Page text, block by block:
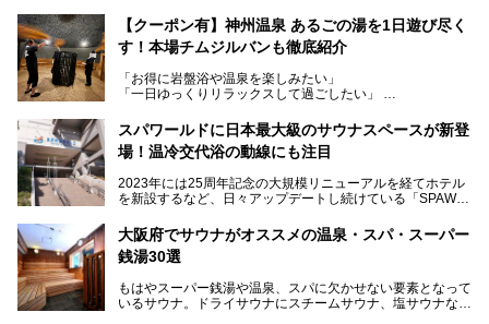
サウナー注目の3種のサウナや160cmの深水風呂、没入感の
高い岩盤浴エリア、日本最大の台数を誇る最新AIフィットネ
スマシンなど、見どころ満載の館内を詳しくご紹介します。
に“一日中くつろげる場所”としてパワーアップしています。
今回のリニューアルでは、新たに登場した瞑想サウナをはじ
見どころが盛りだくさん。日常の疲れを癒やしたい方はもち
ろん、休日にゆったり過ごしたい方にもぴったりの内容とな
本記事では、そんなリニューアル後の注目ポイントを詳しく
紹介します。これから「鶴見緑地湯元水春」に訪れる方や、
い。
【クーポン有】神州温泉 あるごの湯を1日遊び尽く
す！本場チムジルバンも徹底紹介
「お得に岩盤浴や温泉を楽しみたい」
「一日ゆっくりリラックスして過ごしたい」
利用できる「神州温泉 あるごの湯」です。
あるごの湯は、大阪府豊中市にある日帰り温浴施設で、阪急
チムジルバン（岩盤浴）を中心に、発汗・リラックス・漫画
タイムまで満喫できる長時間滞在型の施設なので、一日中ゆ
る迫力ある熱波パフォーマンスも毎日行われており、“とと
のう”体験をしっかり楽しめるのもポイントです。
ケやボウリングといった遊び場もあり、友人同士やカップル
で“遊び+癒し”の一日を過ごすのにもぴったり。
スパワールドに日本最大級のサウナスペースが新登
場！温冷交代浴の動線にも注目
2023年には25周年記念の大規模リニューアルを経てホテル
を新設するなど、日々アップデートし続けている「SPAWO
そんなスパワールドが2025年11月15日（土）に、新たな浴
室や日本最大級140人収容の大規模サウナを携えてリニュー
アルオープン！浴室である4F・6Fそれぞれにリニューアル
大規模リニューアルの全容を確認すべく、リニューアルプレ
オープンイベントに行ってきました！今回はそのリニューア
大阪府でサウナがオススメの温泉・スパ・スーパー
銭湯30選
もはやスーパー銭湯や温泉、スパに欠かせない要素となって
いるサウナ。ドライサウナにスチームサウナ、塩サウナな